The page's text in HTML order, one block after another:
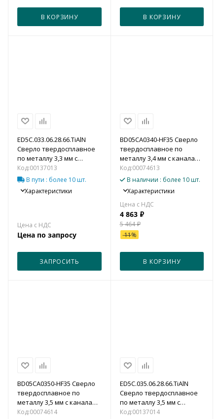
В КОРЗИНУ В КОРЗИНУ
ED5С.033.06.28.66.TiAlN
Сверло твердосплавное
по металлу 3,3 мм с
каналами для подвода
СОЖ (5xD)
Код:00137013
В пути : более 10 шт.
Характеристики
Цена по запросу
ЗАПРОСИТЬ
BD05CA0340-HF35 Сверло
твердосплавное по
металлу 3,4 мм с каналами
для подвода СОЖ (5xD)
Код:00074613
В наличии : более 10 шт.
Характеристики
4 863₽
5 464₽
-11%
В КОРЗИНУ
BD05CA0350-HF35 Сверло
твердосплавное по
металлу 3,5 мм с каналами
для подвода СОЖ (5xD)
Код:00074614
ED5С.035.06.28.66.TiAlN
Сверло твердосплавное
по металлу 3,5 мм с
каналами для подвода
Код:00137014